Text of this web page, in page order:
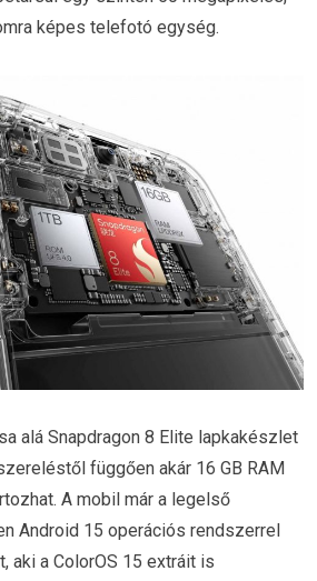
képes telefotó egység.
alá Snapdragon 8 Elite lapkakészlet
függően akár 16 GB RAM
A mobil már a legelső
Android 15 operációs rendszerrel
aki a ColorOS 15 extráit is